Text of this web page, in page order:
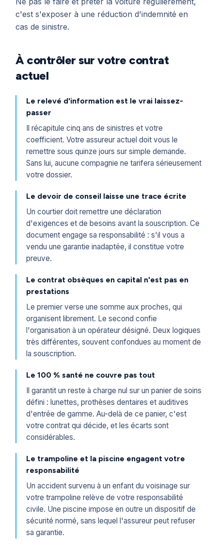
c'est s'exposer à une réduction d'indemnité en
cas de sinistre.
À contrôler sur votre contrat
actuel
Le relevé d'information est le vrai laissez-
passer
Il récapitule cinq ans de sinistres et votre
coefficient. Votre assureur actuel doit vous le
remettre sous quinze jours sur simple demande.
Sans lui, aucune compagnie ne tarifera sérieusement
votre dossier.
Le devoir de conseil laisse une trace écrite
Un courtier doit remettre une déclaration
d'exigences et de besoins avant la souscription. Ce
document engage sa responsabilité : s'il vous a
vendu une garantie inadaptée, il constitue votre
preuve.
Le contrat obsèques en capital n'est pas en
prestations
Le premier verse une somme aux proches, qui
organisent librement. Le second confie
l'organisation à un opérateur désigné. Deux logiques
très différentes, souvent confondues au moment de
la souscription.
Le 100 % santé ne couvre pas tout
Il garantit un reste à charge nul sur un panier de soins
défini : lunettes, prothèses dentaires et auditives
d'entrée de gamme. Au-delà de ce panier, c'est
votre contrat qui décide, et les écarts sont
considérables.
Le trampoline et la piscine engagent votre
responsabilité
Un accident survenu à un enfant du voisinage sur
votre trampoline relève de votre responsabilité
civile. Une piscine impose en outre un dispositif de
sécurité normé, sans lequel l'assureur peut refuser
sa garantie.